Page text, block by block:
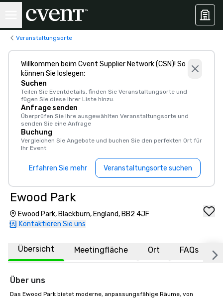
Veranstaltungsorte
Willkommen beim Cvent Supplier Network (CSN)! So
können Sie loslegen:
Suchen
Teilen Sie Eventdetails, finden Sie Veranstaltungsorte und
fügen Sie diese Ihrer Liste hinzu.
Anfrage senden
Überprüfen Sie Ihre ausgewählten Veranstaltungsorte und
senden Sie eine Anfrage
Buchung
Vergleichen Sie Angebote und buchen Sie den perfekten Ort für
Ihr Event
Erfahren Sie mehr Veranstaltungsorte suchen
Ewood Park
Ewood Park, Blackburn, England, BB2 4JF
Kontaktieren Sie uns
Übersicht Meetingfläche Ort FAQs
Über uns
Das Ewood Park bietet moderne, anpassungsfähige Räume, von